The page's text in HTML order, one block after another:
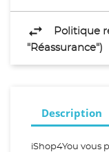
Politique
"Réassurance")
Description
iShop4You vous